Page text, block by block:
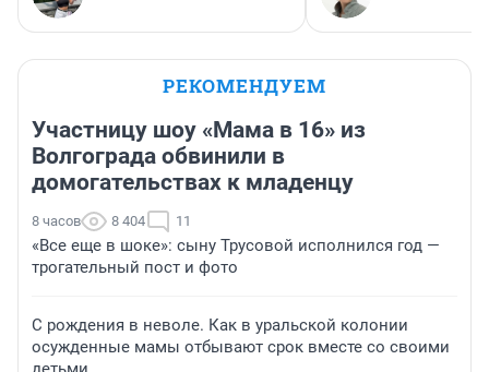
РЕКОМЕНДУЕМ
Участницу шоу «Мама в 16» из
Волгограда обвинили в
домогательствах к младенцу
8 часов 8 404 11
«Все еще в шоке»: сыну Трусовой исполнился год —
трогательный пост и фото
С рождения в неволе. Как в уральской колонии
осужденные мамы отбывают срок вместе со своими